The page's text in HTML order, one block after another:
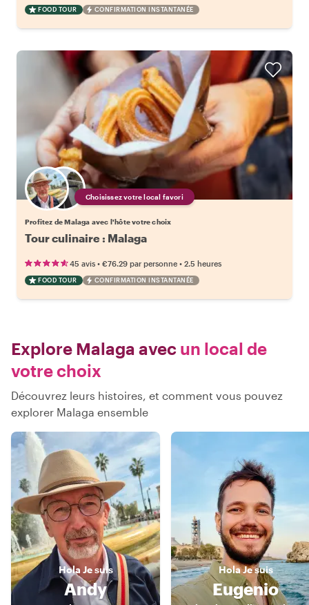
FOOD TOUR CONFIRMATION INSTANTANÉE
Choisissez votre local favori
Profitez de Malaga avec l'hôte votre choix
Tour culinaire : Malaga
45 avis • €76.29 par personne • 2.5 heures
FOOD TOUR CONFIRMATION INSTANTANÉE
Explore Malaga avec un local de
votre choix
Découvrez leurs histoires, et comment vous pouvez
explorer Malaga ensemble
Hola Je suis
Andy
HolaJe suis
Eugenio